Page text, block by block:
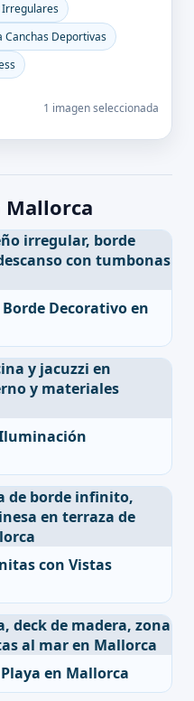
Irregulares
Canchas Deportivas
1 imagen seleccionada
Mallorca
Decorativo en
con Vistas
en Mallorca